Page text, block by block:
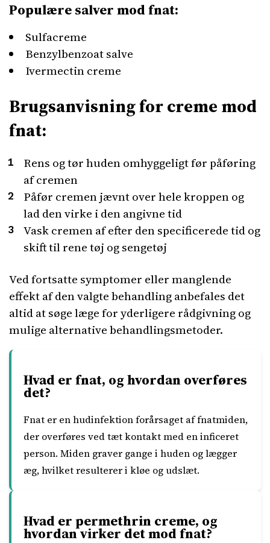
Populære salver mod fnat:
Sulfacreme
Benzylbenzoat salve
Ivermectin creme
Brugsanvisning for creme mod
fnat:
Rens og tør huden omhyggeligt før påføring
af cremen
Påfør cremen jævnt over hele kroppen og
lad den virke i den angivne tid
Vask cremen af efter den specificerede tid og
skift til rene tøj og sengetøj
Ved fortsatte symptomer eller manglende
effekt af den valgte behandling anbefales det
altid at søge læge for yderligere rådgivning og
mulige alternative behandlingsmetoder.
Hvad er fnat, og hvordan overføres
det?
Fnat er en hudinfektion forårsaget af fnatmiden,
der overføres ved tæt kontakt med en inficeret
person. Miden graver gange i huden og lægger
æg, hvilket resulterer i kløe og udslæt.
Hvad er permethrin creme, og
hvordan virker det mod fnat?